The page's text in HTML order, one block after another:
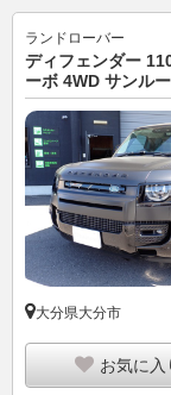
ランドローバー
ディフェンダー
ーボ 4WD サンル
大分県大分市
お気に入